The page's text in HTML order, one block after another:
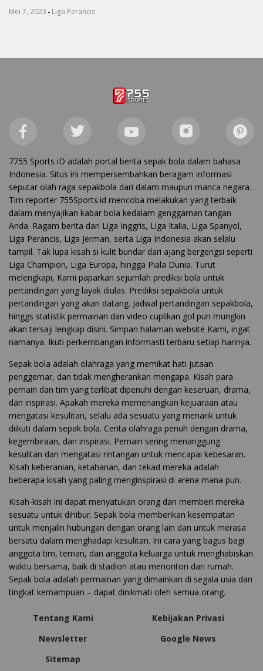
Mei 7, 2023 - Liga Perancis
7755 Sports iD adalah portal berita sepak bola dalam bahasa
Indonesia. Situs ini mempersembahkan beragam informasi
seputar olah raga sepakbola dari dalam maupun manca negara.
Tim reporter 755Sports.id mencoba melakukan yang terbaik
dalam menyajikan kabar bola kedalam genggaman tangan
Anda. Ragam berita dari Liga Inggris, Liga Italia, Liga Spanyol,
Liga Perancis, Liga Jerman, serta Liga Indonesia akan selalu
tampil. Tak lupa kisah si kulit bundar dari ajang bergengsi seperti
Liga Champion, Liga Europa, hingga Piala Dunia. Turut
melengkapi, Kami paparkan sejumlah prediksi bola untuk
pertandingan yang layak diulas. Prediksi sepakbola untuk
pertandingan yang akan datang. Jadwal pertandingan sepakbola,
hinggs statistik permainan dan video cuplikan gol pun mungkin
akan tersaji lengkap disini. Simpan halaman website Kami, ingat
namanya. Ikuti perkembangan informasti terbaru setiap harinya.
Sepak bola adalah olahraga yang memikat hati jutaan
penggemar, dan tidak mengherankan mengapa. Kisah para
pemain dan tim yang terlibat dipenuhi dengan keseruan, drama,
dan inspirasi. Apakah mereka memenangkan kejuaraan atau
mengatasi kesulitan, selalu ada sesuatu yang menarik untuk
diikuti dalam sepak bola. Cerita olahraga penuh dengan drama,
kegembiraan, dan inspirasi. Pemain sering menanggung
kesulitan dan mengatasi rintangan untuk mencapai kebesaran.
Kisah keberanian, ketahanan, dan tekad mereka adalah
beberapa kisah yang paling menginspirasi di arena mana pun.
Kisah-kisah ini dapat menyatukan orang dan memberi mereka
sesuatu untuk dihibur. Sepak bola memberikan kesempatan
untuk menjalin hubungan dengan orang lain dan untuk merasa
bersatu dalam menghadapi kesulitan. Ini cara yang bagus bagi
anggota tim, teman, dan anggota keluarga untuk menghabiskan
waktu bersama, baik di stadion atau menonton dari rumah.
Sepak bola adalah permainan yang dimainkan di segala usia dan
tingkat kemampuan – dapat dinikmati oleh semua orang.
Tentang Kami
Kebijakan Privasi
Newsletter
Google News
Sitemap